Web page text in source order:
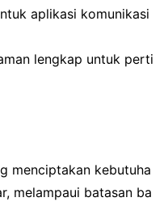
aplikasi komunikasi
lengkap untuk perti
menciptakan kebutuha
melampaui batasan ba